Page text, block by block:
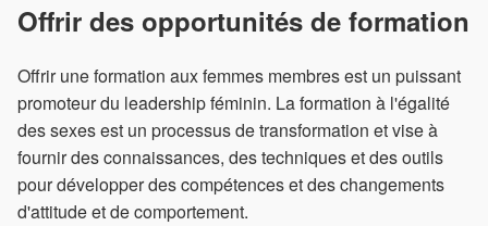
Offrir des opportunités de formation
Offrir une formation aux femmes membres est un puissant
promoteur du leadership féminin. La formation à l'égalité
des sexes est un processus de transformation et vise à
fournir des connaissances, des techniques et des outils
pour développer des compétences et des changements
d'attitude et de comportement.